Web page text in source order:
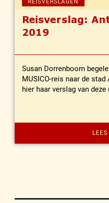
Reisverslag:
2019
Susan Dorrenboom
MUSICO-reis naar de
hier haar verslag van deze
LEES